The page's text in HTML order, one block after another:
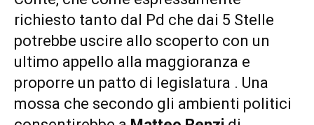
richiesto tanto dal Pd che dai 5 Stelle
potrebbe uscire allo scoperto con un
ultimo appello alla maggioranza e
proporre un patto di legislatura . Una
mossa che secondo gli ambienti politici